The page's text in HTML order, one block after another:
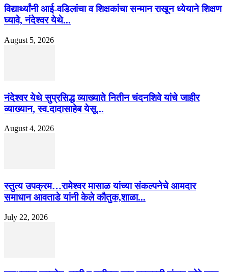
विद्यार्थ्यांनी आई-वडिलांचा व शिक्षकांचा सन्मान राखून ध्येयाने शिक्षण
घ्यावे, नंदेश्वर येथे...
August 5, 2026
नंदेश्वर येथे सुप्रसिद्ध व्याख्याते नितीन चंदनशिवे यांचे जाहीर
व्याख्यान, स्व.दादासाहेब येसू...
August 4, 2026
स्तुत्य उपक्रम…रामेश्वर मासाळ यांच्या संकल्पनेचे आमदार
समाधान आवताडे यांनी केले कौतुक,शाळा...
July 22, 2026